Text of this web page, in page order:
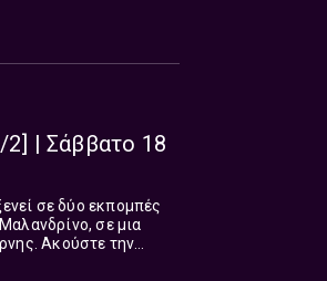
2] | Σάββατο 18
σε δύο εκπομπές
σε μια
Ακούστε την